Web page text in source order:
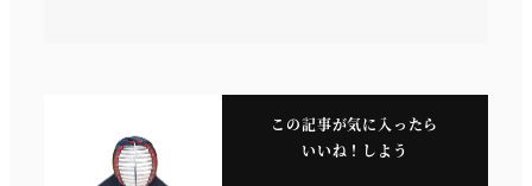
この記事が気に入ったら
いいね！しよう